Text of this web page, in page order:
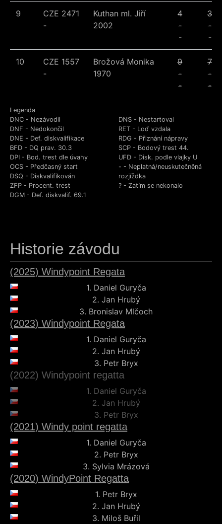
9
CZE 2471
-
Kuthan ml. Jiří
2002
4
-
-
3
-
-
10
CZE 1557
-
Brožová Monika
1970
9
-
-
7
-
-
Legenda
DNC - Nezávodil
DNF - Nedokončil
DNE - Def. diskvalifikace
BFD - DQ prav. 30.3
DPI - Bod. trest dle úvahy
DNS - Nestartoval
RET - Loď vzdala
RDG - Přiznání nápravy
SCP - Bodový trest 44.
UFD - Disk. podle vlajky U
OCS - Předčasný start
DSQ - Diskvalifikován
ZFP - Procent. trest
DGM - Def. diskvalif. 69.1
- - Neplatná/neuskutečněná
rozjíždka
? - Zatím se nekonalo
Historie závodu
(2025) Windypoint Regata
1. Daniel Guryča
2. Jan Hrubý
3. Bronislav Mlčoch
(2023) Windypoint Regata
1. Daniel Guryča
2. Jan Hrubý
3. Petr Bryx
(2022) Windypoint regatta
1. Daniel Guryča
2. Jan Hrubý
3. Petr Bryx
(2021) Windy point regatta
1. Daniel Guryča
2. Petr Bryx
3. Sylvia Mrázová
(2020) WindyPoint Regatta
1. Petr Bryx
2. Jan Hrubý
3. Miloš Buřil